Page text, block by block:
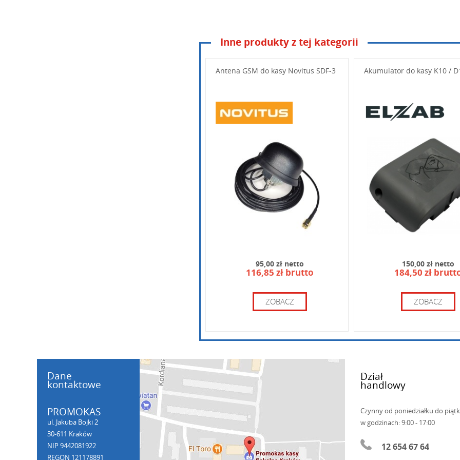
Wpisz kod widoczny na obrazku:
Inne produkty z tej kategorii
Antena GSM do kasy Novitus SDF-3
95,00 zł netto
116,85 zł brutto
ZOBACZ
Akumulator do kasy K10 /
150,00 zł netto
184,50 zł
ZOBACZ
Dane
kontaktowe
PROMOKAS
ul. Jakuba Bojki 2
30-611 Kraków
NIP 9442081922
REGON 121178891
Dział
handlowy
Czynny od poniedziałku do
w godzinach: 9:00 - 17:00
12 654 67 64